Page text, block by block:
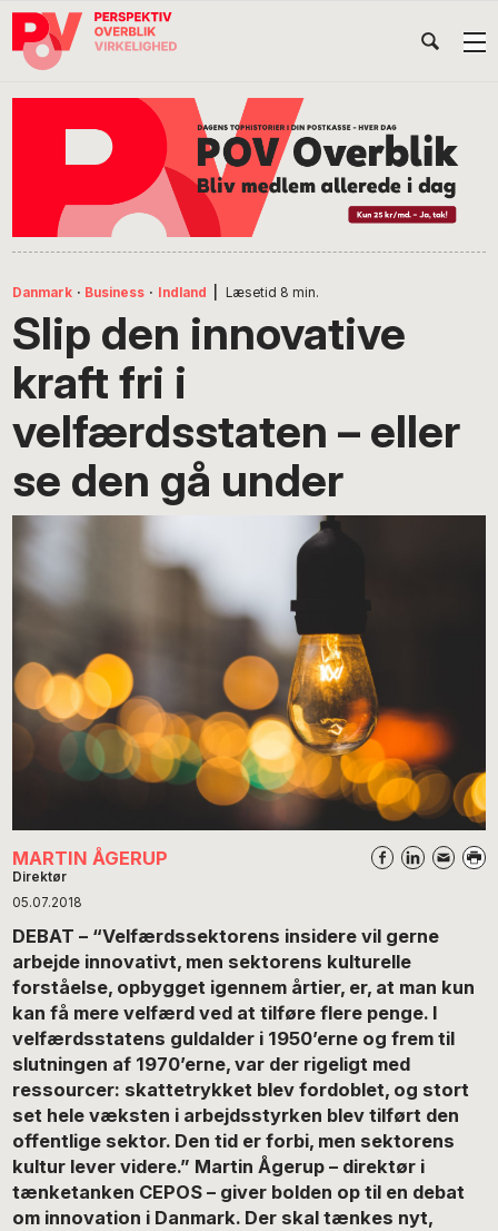
Gå
direkte
Skip
indhold
Gå
direkte
Danmark · Business · Indland Læsetid 8 min.
Slip den innovative
kraft fri i
velfærdsstaten – eller
se den gå under
MARTIN ÅGERUP
Direktør
05.07.2018
DEBAT – “Velfærdssektorens insidere vil gerne
arbejde innovativt, men sektorens kulturelle
forståelse, opbygget igennem årtier, er, at man kun
kan få mere velfærd ved at tilføre flere penge. I
velfærdsstatens guldalder i 1950’erne og frem til
slutningen af 1970’erne, var der rigeligt med
ressourcer: skattetrykket blev fordoblet, og stort
set hele væksten i arbejdsstyrken blev tilført den
offentlige sektor. Den tid er forbi, men sektorens
kultur lever videre.” Martin Ågerup – direktør i
tænketanken CEPOS – giver bolden op til en debat
om innovation i Danmark. Der skal tænkes nyt,